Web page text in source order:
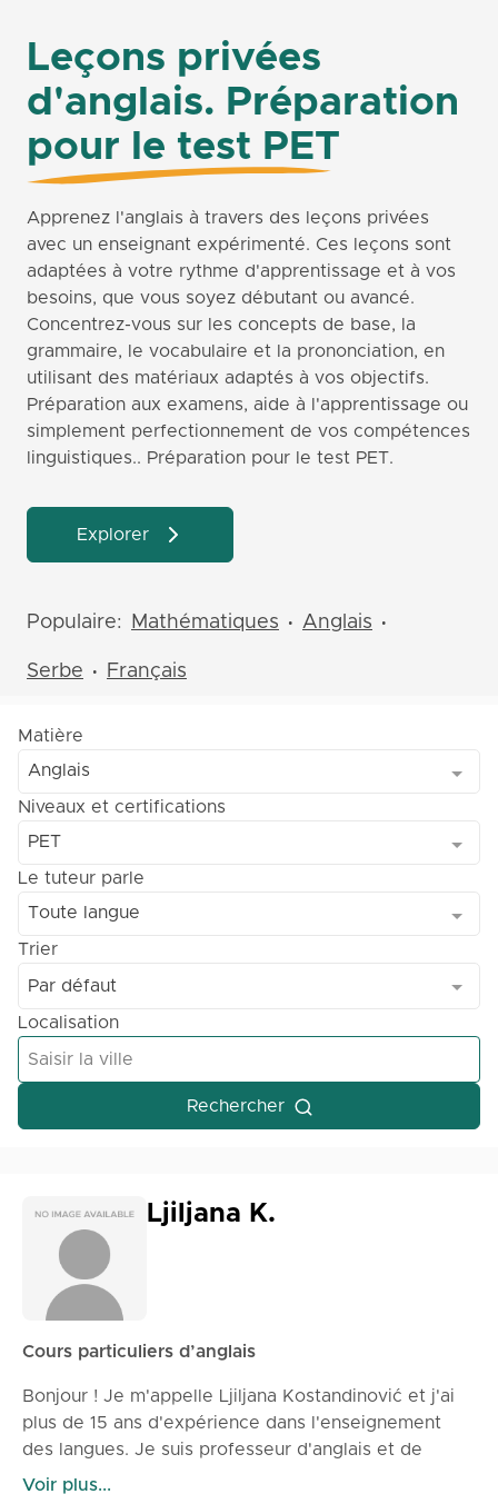
Leçons privées
d'anglais. Préparation
pour le test PET
Apprenez l'anglais à travers des leçons privées
avec un enseignant expérimenté. Ces leçons sont
adaptées à votre rythme d'apprentissage et à vos
besoins, que vous soyez débutant ou avancé.
Concentrez-vous sur les concepts de base, la
grammaire, le vocabulaire et la prononciation, en
utilisant des matériaux adaptés à vos objectifs.
Préparation aux examens, aide à l'apprentissage ou
simplement perfectionnement de vos compétences
linguistiques.. Préparation pour le test PET.
Explorer
Populaire: Mathématiques • Anglais •
Serbe • Français
Matière
Anglais
Niveaux et certifications
PET
Le tuteur parle
Toute langue
Trier
Par défaut
Localisation
Rechercher
Ljiljana K.
Cours particuliers d’anglais
Bonjour ! Je m'appelle Ljiljana Kostandinović et j'ai
plus de 15 ans d'expérience dans l'enseignement
des langues. Je suis professeur d'anglais et de
français, et j'enseigne également le serbe et le
Voir plus...